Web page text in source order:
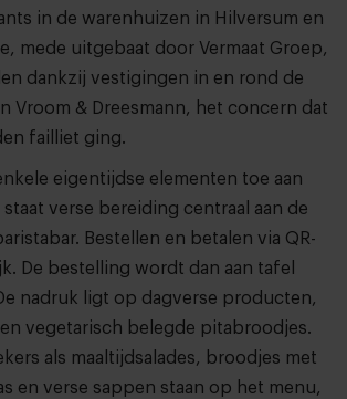
in de warenhuizen in Hilversum en
mede uitgebaat door Vermaat Groep,
dankzij vestigingen in en rond de
Vroom & Dreesmann, het concern dat
failliet ging.
eigentijdse elementen toe aan
verse bereiding centraal aan de
Bestellen en betalen via QR-
De bestelling wordt dan aan tafel
nadruk ligt op dagverse producten,
vegetarisch belegde pitabroodjes.
als maaltijdsalades, broodjes met
en verse sappen staan op het menu,